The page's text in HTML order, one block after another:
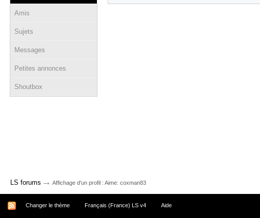
Amis
Sujets
Messages
Petites annonces
Shoutbox
LS forums → Affichage d'un profil : Aime: coxman83
Changer le thème Français (France) LS v4 Aide